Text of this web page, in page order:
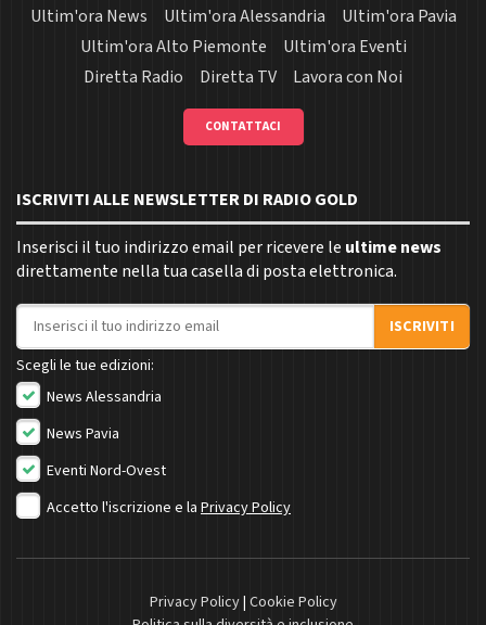
Ultim'ora News
Ultim'ora Alessandria
Ultim'ora Pavia
Ultim'ora Alto Piemonte
Ultim'ora Eventi
Diretta Radio
Diretta TV Lavora con Noi
CONTATTACI
ISCRIVITI ALLE NEWSLETTER DI RADIO GOLD
Inserisci il tuo indirizzo email per ricevere le ultime news
direttamente nella tua casella di posta elettronica.
Indirizzo email
ISCRIVITI
Scegli le tue edizioni:
News Alessandria
News Pavia
Eventi Nord-Ovest
Accetto l'iscrizione e la Privacy Policy
Privacy Policy| Cookie Policy